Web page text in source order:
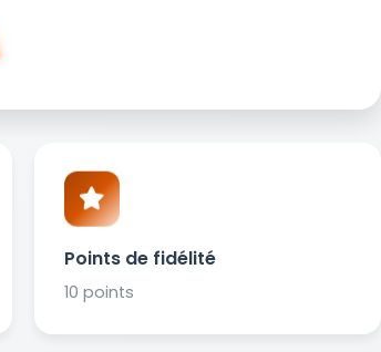
Points de fidélité
10 points